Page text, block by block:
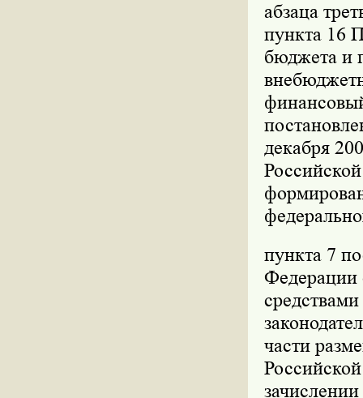
абзаца
пункта 16
бюджета и
декабря
пункта 7
Федерации
части